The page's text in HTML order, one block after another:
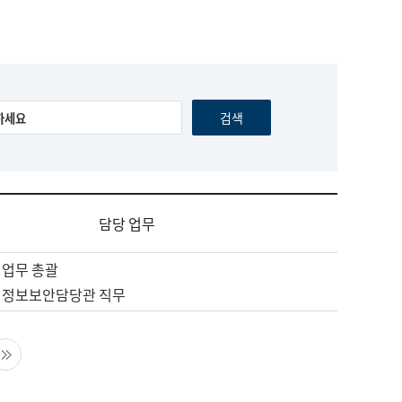
담당 업무
무 총괄
보보안담당관 직무
이지
마지막 페이지